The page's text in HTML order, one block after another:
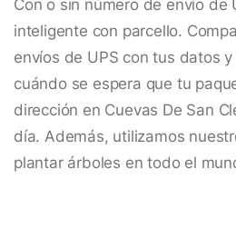
Con o sin número de envío de
inteligente con parcello.
envíos de UPS con tus datos
cuándo se espera que tu
dirección en Cuevas De San
día. Además, utilizamos
plantar árboles en todo el